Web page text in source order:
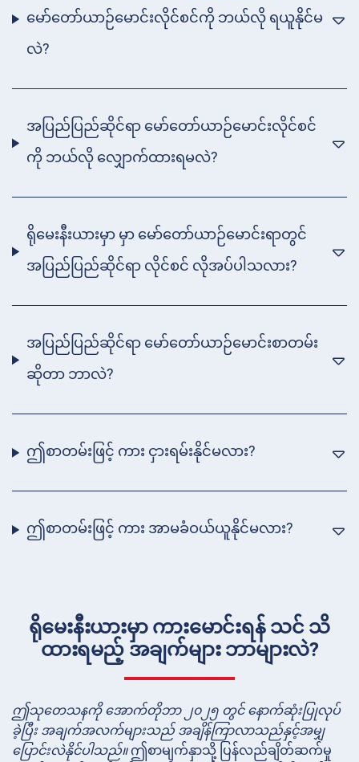
မော်တော်ယာဉ်မောင်းလိုင်စင်ကို ဘယ်လို ရယူနိုင်မ
လဲ?
အပြည်ပြည်ဆိုင်ရာ မော်တော်ယာဉ်မောင်းလိုင်စင်
ကို ဘယ်လို လျှောက်ထားရမလဲ?
ရိုမေးနီးယားမှာ မှာ မော်တော်ယာဉ်မောင်းရာတွင်
အပြည်ပြည်ဆိုင်ရာ လိုင်စင် လိုအပ်ပါသလား?
အပြည်ပြည်ဆိုင်ရာ မော်တော်ယာဉ်မောင်းစာတမ်း
ဆိုတာ ဘာလဲ?
ဤစာတမ်းဖြင့် ကား ငှားရမ်းနိုင်မလား?
ဤစာတမ်းဖြင့် ကား အာမခံဝယ်ယူနိုင်မလား?
ရိုမေးနီးယားမှာ ကားမောင်းရန် သင် သိ
ထားရမည့် အချက်များ ဘာများလဲ?
ဤသုတေသနကို အောက်တိုဘာ ၂၀၂၅ တွင် နောက်ဆုံးပြုလုပ်
ခဲ့ပြီး အချက်အလက်များသည် အချိန်ကြာလာသည်နှင့်အမျှ
ပြောင်းလဲနိုင်ပါသည်။ဤစာမျက်နှာသို့ ပြန်လည်ချိတ်ဆက်မှု